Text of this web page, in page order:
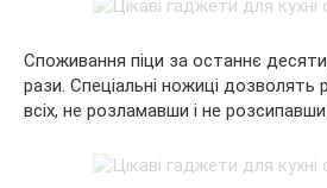
Споживання піци за останнє
рази. Спеціальні ножиці дозволять
всіх, не розламавши і не